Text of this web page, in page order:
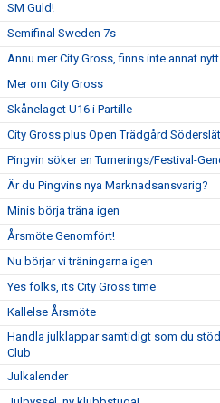
SM Guld!
Semifinal Sweden 7s
Ännu mer City Gross, finns inte annat
Mer om City Gross
Skånelaget U16 i Partille
City Gross plus Open Trädgård
Pingvin söker en Turnerings/Festival-
Är du Pingvins nya Marknadsansvarig?
Minis börja träna igen
Årsmöte Genomfört!
Nu börjar vi träningarna igen
Yes folks, its City Gross time
Kallelse Årsmöte
Handla julklappar samtidigt som du
Club
Julkalender